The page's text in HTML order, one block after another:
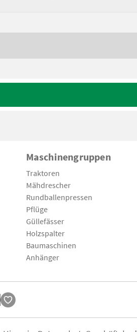
Maschinengruppen
Traktoren
Mähdrescher
Rundballenpressen
Pflüge
Güllefässer
Holzspalter
Baumaschinen
Anhänger